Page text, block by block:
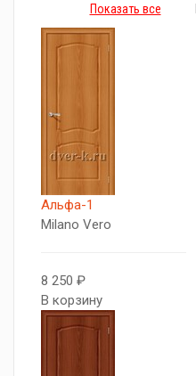
Показать все
Альфа-1
Milano Vero
8 250 ₽
В корзину